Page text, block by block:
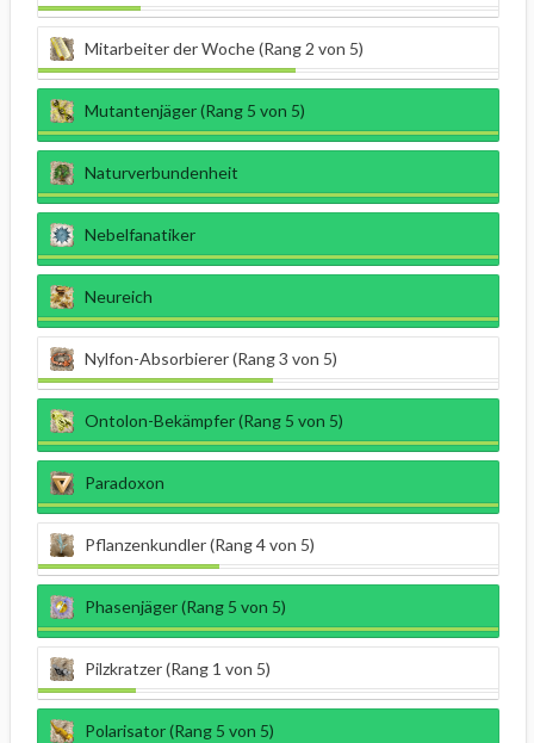
Mitarbeiter der Woche (Rang 2 von 5)
Mutantenjäger (Rang 5 von 5)
Naturverbundenheit
Nebelfanatiker
Neureich
Nylfon-Absorbierer (Rang 3 von 5)
Ontolon-Bekämpfer (Rang 5 von 5)
Paradoxon
Pflanzenkundler (Rang 4 von 5)
Phasenjäger (Rang 5 von 5)
Pilzkratzer (Rang 1 von 5)
Polarisator (Rang 5 von 5)